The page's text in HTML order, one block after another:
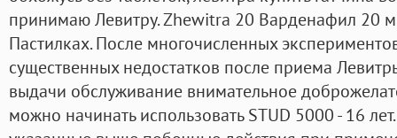
принимаю Левитру. Zhewitra 20 Варденафил 20
Пастилках. После многочисленных
существенных недостатков после приема
выдачи обслуживание внимательное
можно начинать использовать STUD 5000 - 16